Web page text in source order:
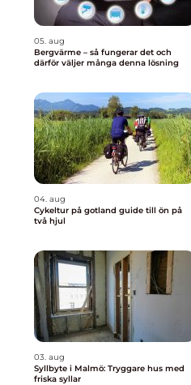
05. aug
Bergvärme – så fungerar det och
därför väljer många denna lösning
04. aug
Cykeltur på gotland guide till ön på
två hjul
03. aug
Syllbyte i Malmö: Tryggare hus med
friska syllar